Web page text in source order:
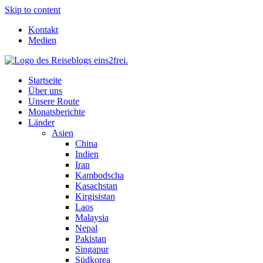
Skip to content
Kontakt
Medien
Startseite
Über uns
Unsere Route
Monatsberichte
Länder
Asien
China
Indien
Iran
Kambodscha
Kasachstan
Kirgisistan
Laos
Malaysia
Nepal
Pakistan
Singapur
Südkorea